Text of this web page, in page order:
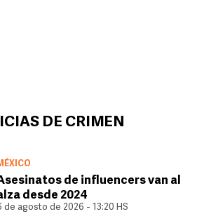
DE CRIMEN
de influencers van al
desde 2024
de agosto de 2026 - 13:20 HS